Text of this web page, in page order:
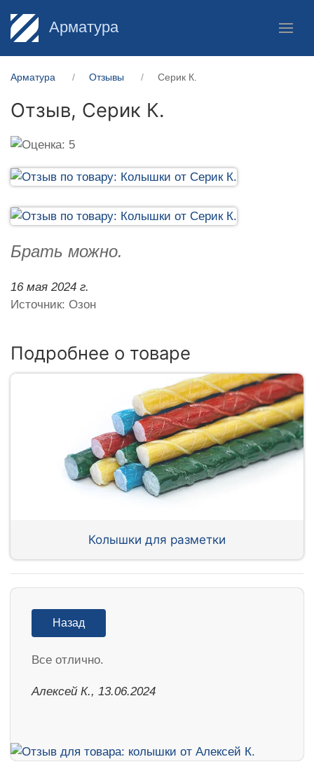
Арматура
Арматура Отзывы Серик К.
Отзыв, Серик К.
Брать можно.
16 мая 2024 г.
Источник: Озон
Подробнее о товаре
Колышки для разметки
Назад
Все отлично.
Алексей К., 13.06.2024